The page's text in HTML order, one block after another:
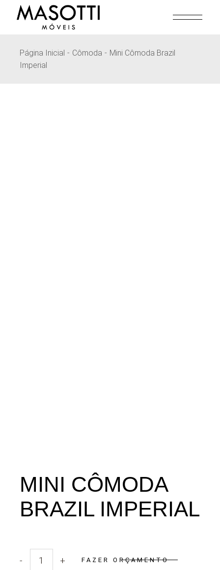
Página Inicial Cômoda
Mini Cômoda Brazil
Imperial
MINI CÔMODA
BRAZIL IMPERIAL
Quantidade Mini Cômoda Brazil Imperial
- + FAZER ORÇAMENTO